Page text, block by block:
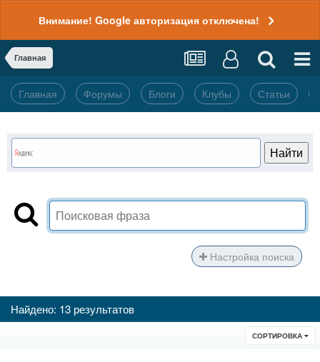
Внимание! Google авторизация отключена!
Главная
Главная Форумы Блоги Клубы Статьи
Настройка поиска
Найдено: 13 результатов
СОРТИРОВКА